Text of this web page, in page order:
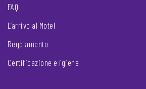
FAQ
L’arrivo al Motel
Regolamento
Certificazione e igiene